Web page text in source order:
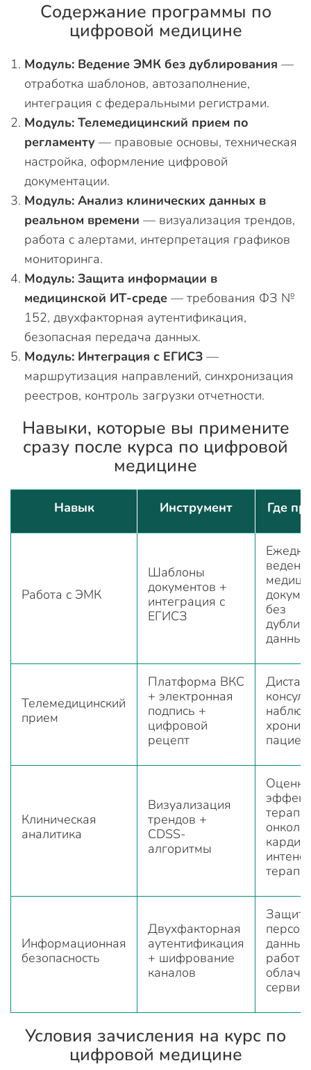
Содержание программы по
цифровой медицине
Модуль: Ведение ЭМК без дублирования —
отработка шаблонов, автозаполнение,
интеграция с федеральными регистрами.
Модуль: Телемедицинский прием по
регламенту — правовые основы, техническая
настройка, оформление цифровой
документации.
Модуль: Анализ клинических данных в
реальном времени — визуализация трендов,
работа с алертами, интерпретация графиков
мониторинга.
Модуль: Защита информации в
медицинской ИТ-среде — требования ФЗ №
152, двухфакторная аутентификация,
безопасная передача данных.
Модуль: Интеграция с ЕГИСЗ —
маршрутизация направлений, синхронизация
реестров, контроль загрузки отчетности.
Навыки, которые вы примените
сразу после курса по цифровой
медицине
Навык Инструмент Где
Работа с ЭМК
Шаблоны
документов +
интеграция с
ЕГИСЗ
без
данных
Телемедицинский
прием
Платформа ВКС
+ электронная
подпись +
цифровой
рецепт
Клиническая
аналитика
Визуализация
трендов +
CDSS-
алгоритмы
Оценка
Информационная
безопасность
Двухфакторная
аутентификация
+ шифрование
каналов
Защита
Условия зачисления на курс по
цифровой медицине